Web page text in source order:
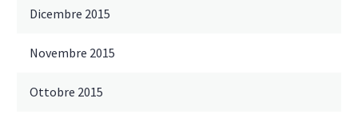
Dicembre 2015
Novembre 2015
Ottobre 2015